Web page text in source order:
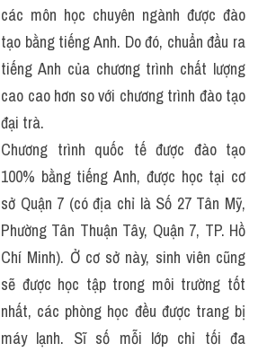
các môn học chuyên ngành được đào
tạo bằng tiếng Anh. Do đó, chuẩn đầu ra
tiếng Anh của chương trình chất lượng
cao cao hơn so với chương trình đào tạo
đại trà.
Chương trình quốc tế được đào tạo
100% bằng tiếng Anh, được học tại cơ
sở Quận 7 (có địa chỉ là Số 27 Tân Mỹ,
Phường Tân Thuận Tây, Quận 7, TP. Hồ
Chí Minh). Ở cơ sở này, sinh viên cũng
sẽ được học tập trong môi trường tốt
nhất, các phòng học đều được trang bị
máy lạnh. Sĩ số mỗi lớp chỉ tối đa